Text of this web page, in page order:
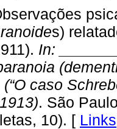
s)
In:
caso
. São
10). [ Links